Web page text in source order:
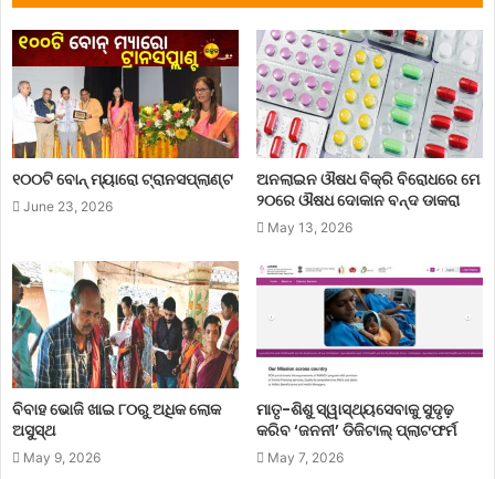
୧୦୦ଟି ବୋନ୍ ମ୍ୟାରୋ ଟ୍ରାନସପ୍ଲାଣ୍ଟ
June 23, 2026
ଅନଲାଇନ ଔଷଧ ବିକ୍ରି ବିରୋଧରେ ମେ
୨୦ରେ ଔଷଧ ଦୋକାନ ବନ୍ଦ ଡାକରା
May 13, 2026
ବିବାହ ଭୋଜି ଖାଇ ୮୦ରୁ ଅଧିକ ଲୋକ
ଅସୁସ୍ଥ
May 9, 2026
ମାତୃ-ଶିଶୁ ସ୍ୱାସ୍ଥ୍ୟସେବାକୁ ସୁଦୃଢ଼
କରିବ ‘ଜନନୀ’ ଡିଜିଟାଲ୍ ପ୍ଲାଟଫର୍ମ
May 7, 2026